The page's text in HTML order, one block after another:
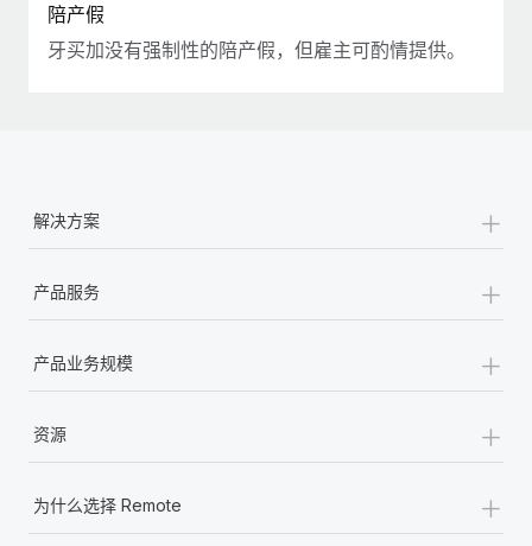
陪产假
牙买加没有强制性的陪产假，但雇主可酌情提供。
解决方案 +
产品服务 +
产品业务规模 +
资源 +
为什么选择 Remote +